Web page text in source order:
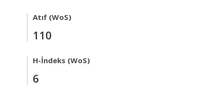
Atıf (WoS)
110
H-İndeks (WoS)
6